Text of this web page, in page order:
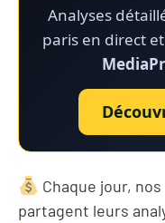
Analyses
paris en direct
Chaque jour,
partagent leurs